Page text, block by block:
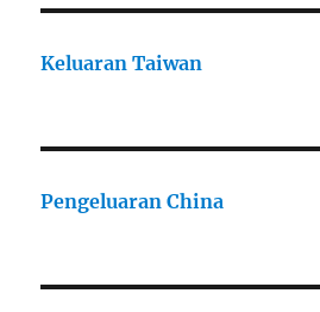
Keluaran Taiwan
Pengeluaran China